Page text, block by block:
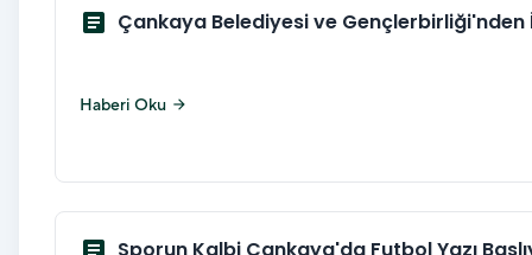
article Çankaya Belediyesi ve Gençlerbirliği'nden
Haberi Oku arrow_forward